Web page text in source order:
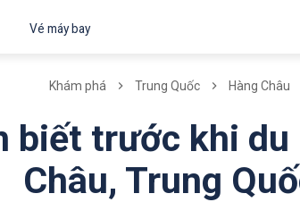
Vé máy bay
Khám phá Trung Quốc Hàng Châu
biết trước khi du
Châu, Trung